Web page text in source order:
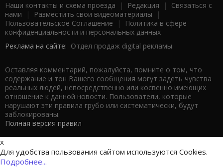
Наши контакты и схема проезда | Редакция | Связаться с
нами | Разместить свои видеоматериалы |
Пользовательское Соглашение |
Политика в сфере
конфиденциальности и персональных данных
Реклама на сайте: Отдел продаж digital рекламы
Оставляя комментарий, пожалуйста, помните о том, что
содержание и тон Вашего сообщения могут задеть чувства
реальных людей, непосредственно или косвенно имеющих
отношение к данной новости. Пользователи, которые
нарушают эти правила грубо или систематически, будут
заблокированы.
Полная версия правил
x
Для удобства пользования сайтом используются Cookies.
Подробнее...